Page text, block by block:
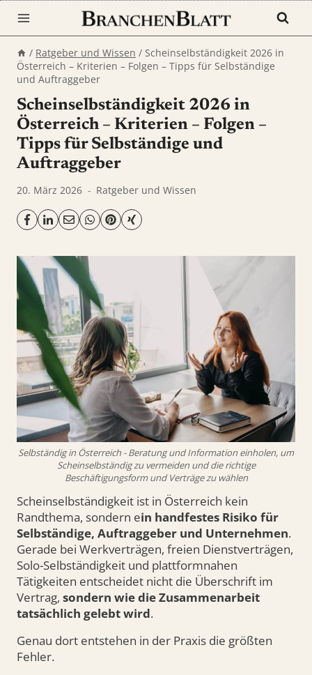
Inhalt
springen
/ Ratgeber und Wissen / Scheinselbständigkeit 2026 in
Österreich – Kriterien – Folgen – Tipps für Selbständige
und Auftraggeber
Scheinselbständigkeit 2026 in
Österreich – Kriterien – Folgen –
Tipps für Selbständige und
Auftraggeber
20. März 2026 Ratgeber und Wissen
Selbständig in Österreich - Beratung und Information einholen, um
Scheinselbständig zu vermeiden und die richtige
Beschäftigungsform und Verträge zu wählen
Scheinselbständigkeit ist in Österreich kein
Randthema, sondern ein handfestes Risiko für
Selbständige, Auftraggeber und Unternehmen.
Gerade bei Werkverträgen, freien Dienstverträgen,
Solo-Selbständigkeit und plattformnahen
Tätigkeiten entscheidet nicht die Überschrift im
Vertrag, sondern wie die Zusammenarbeit
tatsächlich gelebt wird.
Genau dort entstehen in der Praxis die größten
Fehler.